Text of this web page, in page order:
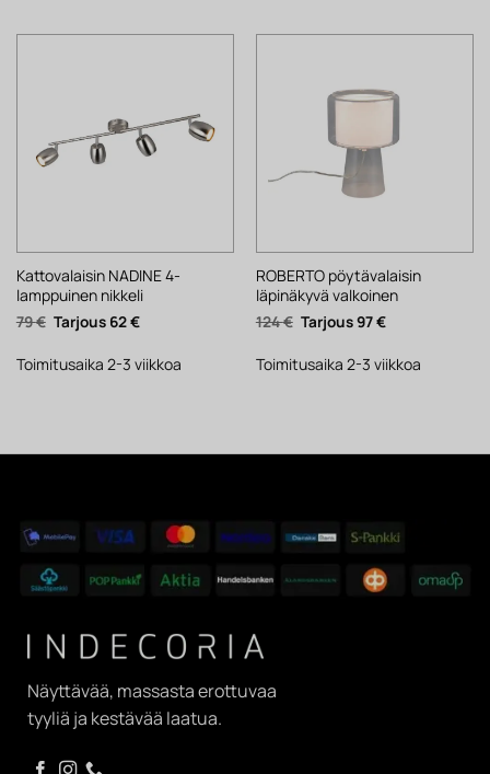
Kattovalaisin NADINE 4-
lamppuinen nikkeli
79€ Alkuperäinen
hinta
79 €.
62€Nykyinen
62 €.
Toimitusaika 2-3 viikkoa
ROBERTO pöytävalaisin
läpinäkyvä valkoinen
124€ Alkuperäinen
hinta
124 €.
97€Nykyinen
97 €.
Toimitusaika 2-3 viikkoa
Näyttävää, massasta erottuvaa
tyyliä ja kestävää laatua.